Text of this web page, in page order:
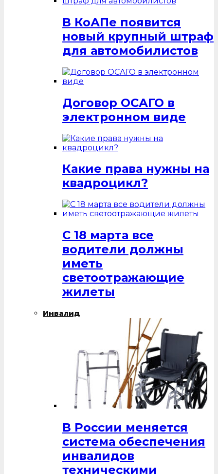
В КоАПе появится
новый крупный штраф
для автомобилистов
Договор ОСАГО в
электронном виде
Какие права нужны на
квадроцикл?
С 18 марта все
водители должны
иметь
светоотражающие
жилеты
Инвалид
В России меняется
система обеспечения
инвалидов
техническими